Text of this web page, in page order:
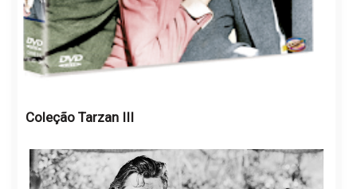
Coleção Tarzan III